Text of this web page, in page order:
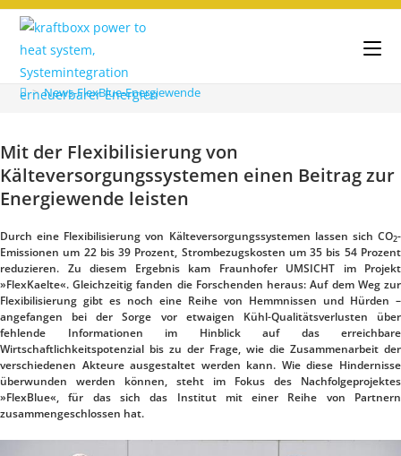
> News-FlexBlue-Energiewende
Mit der Flexibilisierung von
Kälteversorgungssystemen einen Beitrag zur
Energiewende leisten
Durch eine Flexibilisierung von Kälteversorgungssystemen lassen sich CO2-
Emissionen um 22 bis 39 Prozent, Strombezugskosten um 35 bis 54 Prozent
reduzieren. Zu diesem Ergebnis kam Fraunhofer UMSICHT im Projekt
»FlexKaelte«. Gleichzeitig fanden die Forschenden heraus: Auf dem Weg zur
Flexibilisierung gibt es noch eine Reihe von Hemmnissen und Hürden –
angefangen bei der Sorge vor etwaigen Kühl-Qualitätsverlusten über
fehlende Informationen im Hinblick auf das erreichbare
Wirtschaftlichkeitspotenzial bis zu der Frage, wie die Zusammenarbeit der
verschiedenen Akteure ausgestaltet werden kann. Wie diese Hindernisse
überwunden werden können, steht im Fokus des Nachfolgeprojektes
»FlexBlue«, für das sich das Institut mit einer Reihe von Partnern
zusammengeschlossen hat.